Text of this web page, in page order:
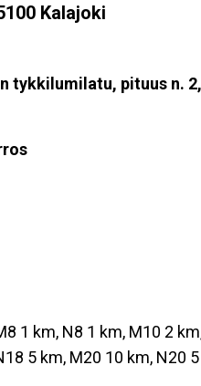
Kalajoki
tykkilumilatu, pituus n.
1 km, N8 1 km, M10 2
5 km, M20 10 km, N20